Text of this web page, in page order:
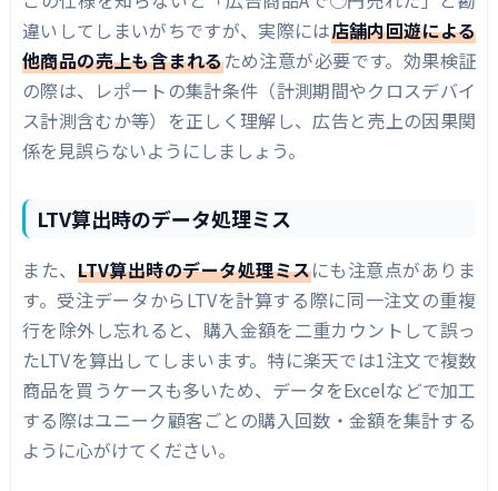
違いしてしまいがちですが、実際には店舗内回遊による
他商品の売上も含まれるため注意が必要です。効果検証
の際は、レポートの集計条件（計測期間やクロスデバイ
ス計測含むか等）を正しく理解し、広告と売上の因果関
係を見誤らないようにしましょう。
LTV算出時のデータ処理ミス
また、 LTV算出時のデータ処理ミスにも注意点がありま
す。受注データからLTVを計算する際に同一注文の重複
行を除外し忘れると、購入金額を二重カウントして誤っ
たLTVを算出してしまいます。特に楽天では1注文で複数
商品を買うケースも多いため、データをExcelなどで加工
する際はユニーク顧客ごとの購入回数・金額を集計する
ように心がけてください。